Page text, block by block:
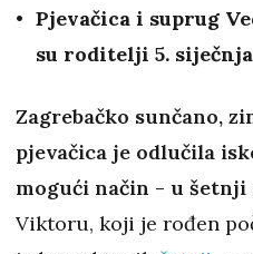
Pjevačica i suprug
su roditelji 5. siječnja
Zagrebačko sunčano,
pjevačica je odlučila
mogući način - u šetnji
Viktoru, koji je rođen